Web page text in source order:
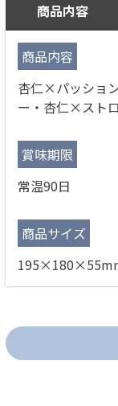
商品内容
商品内容
杏仁×パッショ
ー・杏仁×スト
賞味期限
常温90日
商品サイズ